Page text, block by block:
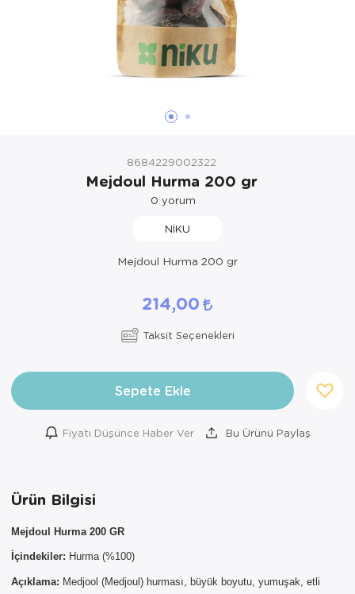
8684229002322
Mejdoul Hurma 200 gr
0 yorum
NİKU
Mejdoul Hurma 200 gr
214,00
Taksit Seçenekleri
Sepete Ekle
Fiyatı Düşünce Haber Ver Bu Ürünü Paylaş
Ürün Bilgisi
Mejdoul Hurma 200 GR
İçindekiler: Hurma (%100)
Açıklama: Medjool (Medjoul) hurması, büyük boyutu, yumuşak, etli